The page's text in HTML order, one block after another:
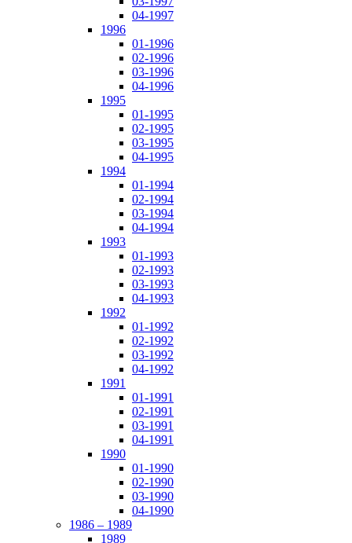
04-1997
1996
01-1996
02-1996
03-1996
04-1996
1995
01-1995
02-1995
03-1995
04-1995
1994
01-1994
02-1994
03-1994
04-1994
1993
01-1993
02-1993
03-1993
04-1993
1992
01-1992
02-1992
03-1992
04-1992
1991
01-1991
02-1991
03-1991
04-1991
1990
01-1990
02-1990
03-1990
04-1990
1986 – 1989
1989